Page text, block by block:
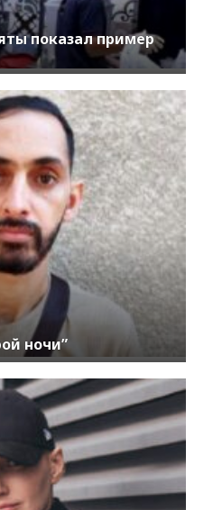
показал пример
ночи”